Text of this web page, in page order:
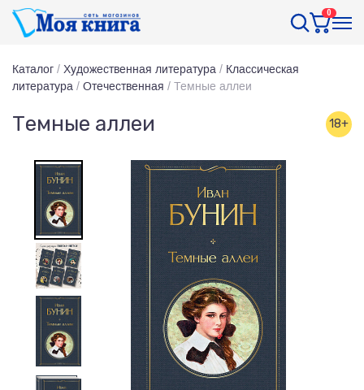
0
Каталог / Художественная литература / Классическая
литература / Отечественная / Темные аллеи
Темные аллеи 18+